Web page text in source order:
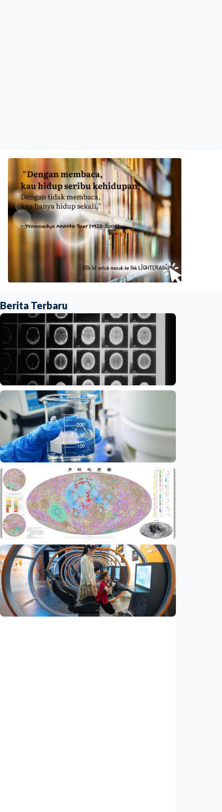
Berita Terbaru
Ilmuwan kembangkan nanopartikel yang
membantu ahli bedah melacak dan
membunuh kanker otak mematikan
Indonesia• 07 Aug 2026
Iptek
AI kini bisa merancang virus dari nol,
ilmuwan berhasil menciptakan bakteriofag
baru
Indonesia •07 Aug 2026
Iptek
China rampungkan peta geologi Bulan skala
1:5.000.000, petakan lebih dari 13.500 kawah
Indonesia 07 Aug 2026